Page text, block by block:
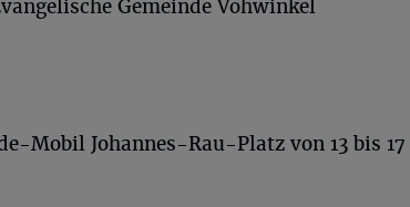
Gemeinde Vohwinkel
Mobil Johannes-Rau-Platz von 13 bis 17